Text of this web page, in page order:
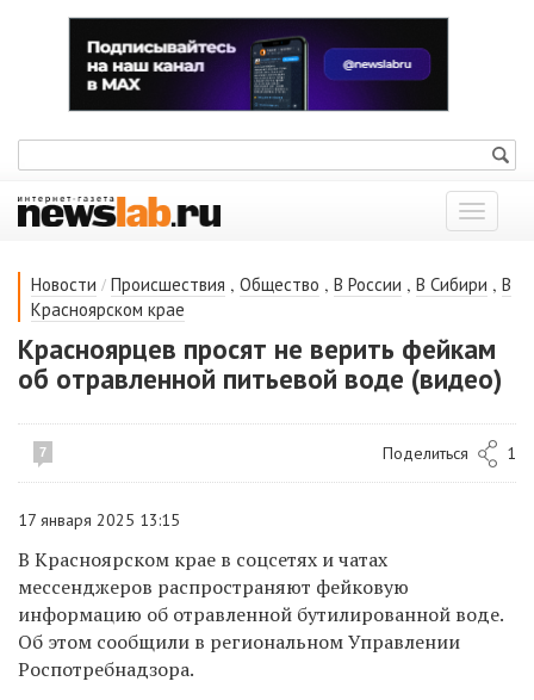
Показать
меню
Новости / Происшествия , Общество , В России , В Сибири , В
Красноярском крае
Красноярцев просят не верить фейкам
об отравленной питьевой воде (видео)
7 Поделиться 1
17 января 2025 13:15
В Красноярском крае в соцсетях и чатах
мессенджеров распространяют фейковую
информацию об отравленной бутилированной воде.
Об этом сообщили в региональном Управлении
Роспотребнадзора.